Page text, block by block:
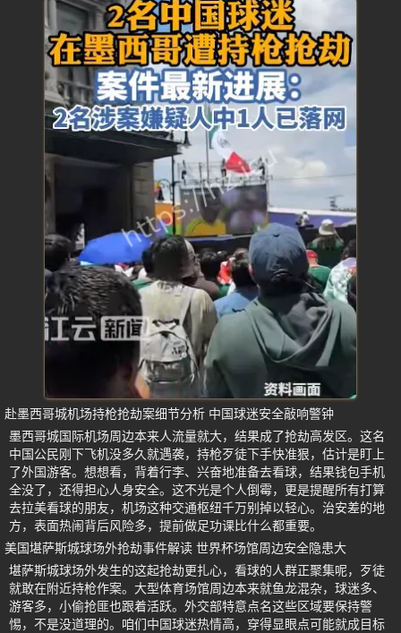
赴墨西哥城机场持枪抢劫案细节分析 中国球迷安全敲响警钟
墨西哥城国际机场周边本来人流量就大，结果成了抢劫高发区。这名
中国公民刚下飞机没多久就遇袭，持枪歹徒下手快准狠，估计是盯上
了外国游客。想想看，背着行李、兴奋地准备去看球，结果钱包手机
全没了，还得担心人身安全。这不光是个人倒霉，更是提醒所有打算
去拉美看球的朋友，机场这种交通枢纽千万别掉以轻心。治安差的地
方，表面热闹背后风险多，提前做足功课比什么都重要。
美国堪萨斯城球场外抢劫事件解读 世界杯场馆周边安全隐患大
堪萨斯城球场外发生的这起抢劫更扎心，看球的人群正聚集呢，歹徒
就敢在附近持枪作案。大型体育场馆周边本来就鱼龙混杂，球迷多、
游客多，小偷抢匪也跟着活跃。外交部特意点名这些区域要保持警
惕，不是没道理的。咱们中国球迷热情高，穿得显眼点可能就成目标